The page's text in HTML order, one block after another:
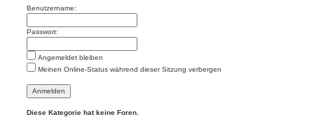
Benutzername:
Passwort:
Angemeldet bleiben
Meinen Online-Status während dieser Sitzung verbergen
Diese Kategorie hat keine Foren.